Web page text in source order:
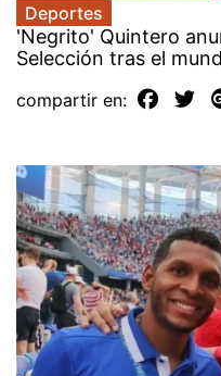
Deportes
'Negrito' Quintero
Selección tras el
compartir en: